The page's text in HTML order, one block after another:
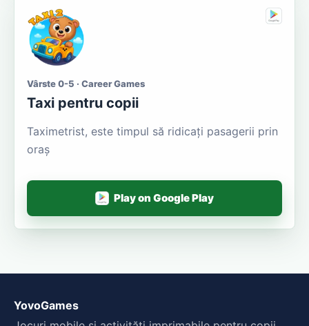
Vârste 0-5 · Career Games
Taxi pentru copii
Taximetrist, este timpul să ridicați pasagerii prin
oraș
Play on Google Play
YovoGames